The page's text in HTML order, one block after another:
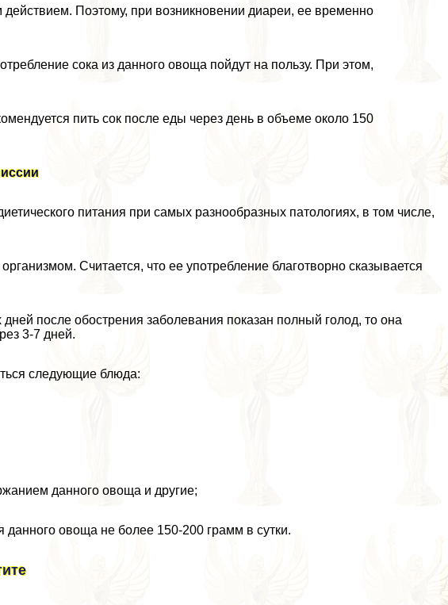
действием. Поэтому, при возникновении диареи, ее временно
сока из данного овоща пойдут на пользу. При этом,
пить сок после еды через день в объеме около 150
питания при самых разнообразных патологиях, в том числе,
Считается, что ее употрeбление благотворно сказывается
после обострения заболевания показан полный голод, то она
3-7 дней.
следующие блюда:
данного овоща и другие;
овоща не более 150-200 грамм в сутки.